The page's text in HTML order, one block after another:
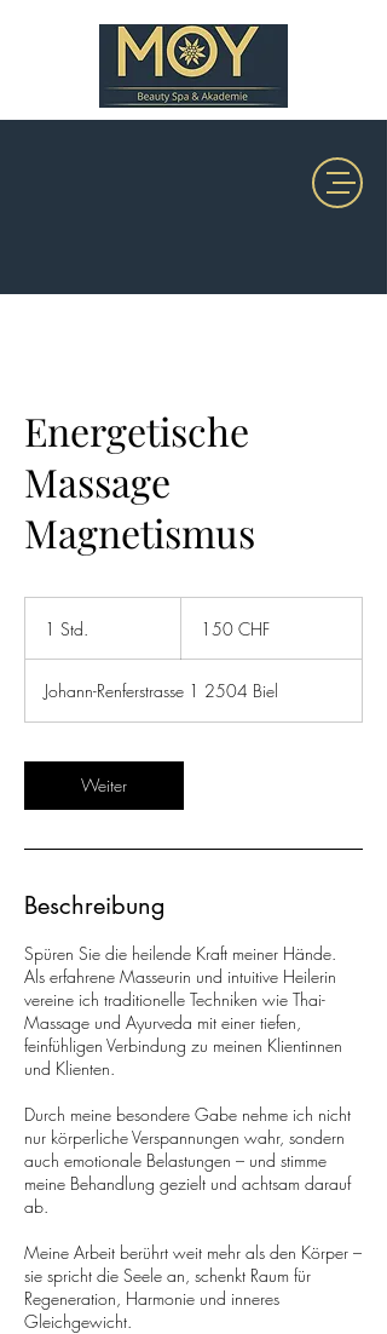
Energetische
Massage
Magnetismus
1 Std.
d
Franken
150 CHF
Johann-Renferstrasse 1 2504 Biel
Weiter
Beschreibung
Spüren Sie die heilende Kraft meiner Hände.
Als erfahrene Masseurin und intuitive Heilerin
vereine ich traditionelle Techniken wie Thai-
Massage und Ayurveda mit einer tiefen,
feinfühligen Verbindung zu meinen Klientinnen
und Klienten.
Durch meine besondere Gabe nehme ich nicht
nur körperliche Verspannungen wahr, sondern
auch emotionale Belastungen – und stimme
meine Behandlung gezielt und achtsam darauf
ab.
Meine Arbeit berührt weit mehr als den Körper –
sie spricht die Seele an, schenkt Raum für
Regeneration, Harmonie und inneres
Gleichgewicht.